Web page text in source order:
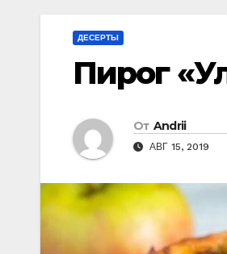
ДЕСЕРТЫ
Пирог
От Andrii
АВГ 15, 2019